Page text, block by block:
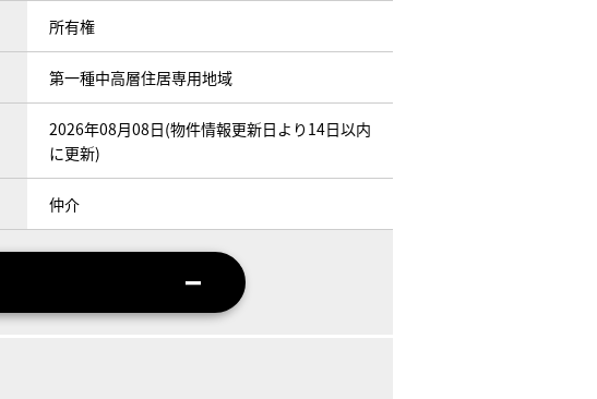
所有権
第一種中高層住居専用地域
2026年08月08日(物件情報更新日より14日以内
に更新)
仲介